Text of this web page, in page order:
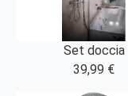
Set doccia
39,99 €